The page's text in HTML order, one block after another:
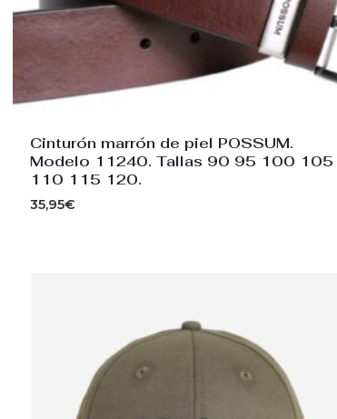
Cinturón marrón de piel POSSUM.
Modelo 11240. Tallas 90 95 100 105
110 115 120.
35,95€
22,50€.18,95€.